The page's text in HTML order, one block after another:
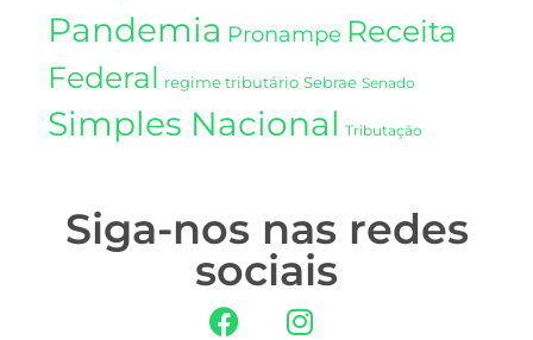
Pandemia Pronampe Receita
Federal regime tributário Sebrae Senado
Simples Nacional Tributação
Siga-nos nas redes
sociais